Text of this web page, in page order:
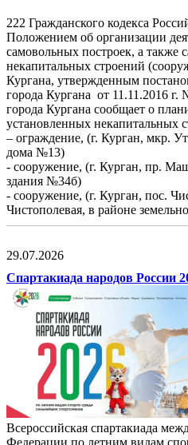
222 Гражданского кодекса
Положением об организации
самовольных построек, а также
некапитальных строений
Кургана, утвержденным
города Кургана от 11.11.2016
города Кургана сообщает о
установленных некапитальных
– ограждение, (г. Курган, мкр.
дома №13)
- сооружение, (г. Курган, пр.
здания №34б)
- сооружение, (г. Курган, пос.
Чистополевая, в районе
29.07.2026
Спартакиада народов России
Всероссийская спартакиада
Федерации по летним видам